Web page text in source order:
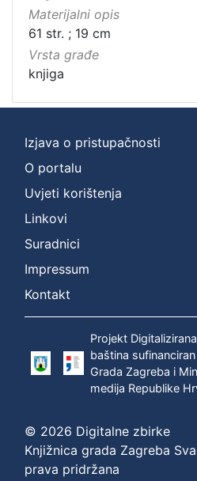
Materijalni opis
61 str. ; 19 cm
Vrsta građe
knjiga
Izjava o pristupačnosti
O portalu
Uvjeti korištenja
Linkovi
Suradnici
Impressum
Kontakt
Projekt
baština
Grada Zagreba i
medija Republike
© 2026 Digitalne zbirke
Knjižnica grada Zagreba Sva
prava pridržana